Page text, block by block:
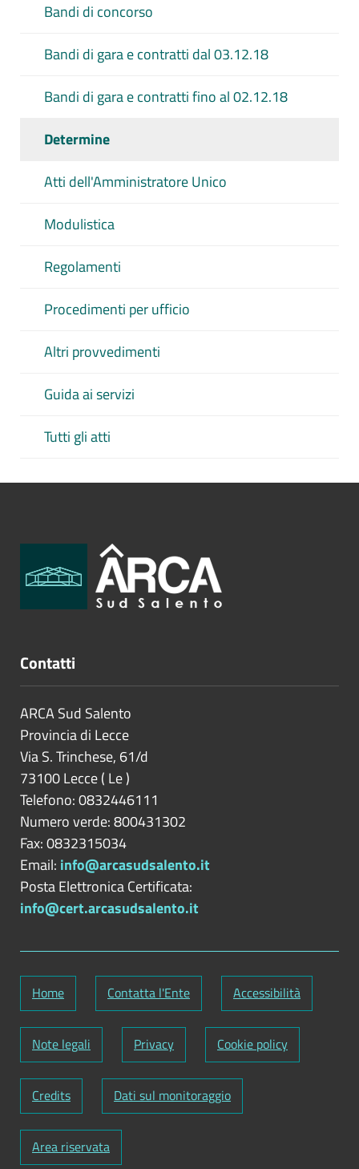
Bandi di concorso
Bandi di gara e contratti dal 03.12.18
Bandi di gara e contratti fino al 02.12.18
Determine
Atti dell'Amministratore Unico
Modulistica
Regolamenti
Procedimenti per ufficio
Altri provvedimenti
Guida ai servizi
Tutti gli atti
Contatti
ARCA Sud Salento
Provincia di Lecce
Via S. Trinchese, 61/d
73100Lecce( Le)
Telefono: 0832446111
Numero verde: 800431302
Fax: 0832315034
Email: info@arcasudsalento.it
Posta Elettronica Certificata:
info@cert.arcasudsalento.it
Home Contatta l'Ente Accessibilità
Note legali Privacy Cookie policy
Credits Dati sul monitoraggio
Area riservata